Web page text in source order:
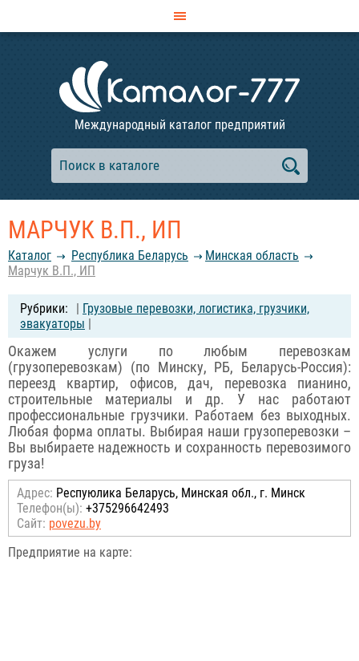
Международный каталог предприятий
МАРЧУК В.П., ИП
Каталог Республика Беларусь
Минская область
Марчук В.П., ИП
| Грузовые перевозки, логистика, грузчики,
эвакуаторы |
Окажем услуги по любым перевозкам
(грузоперевозкам) (по Минску, РБ, Беларусь-Россия):
переезд квартир, офисов, дач, перевозка пианино,
строительные материалы и др. У нас работают
профессиональные грузчики. Работаем без выходных.
Любая форма оплаты. Выбирая наши грузоперевозки –
Вы выбираете надежность и сохранность перевозимого
груза!
Адрес: Респуюлика Беларусь, Минская обл., г. Минск
Телефон(ы): +375296642493
Сайт: povezu.by
Предприятие на карте: